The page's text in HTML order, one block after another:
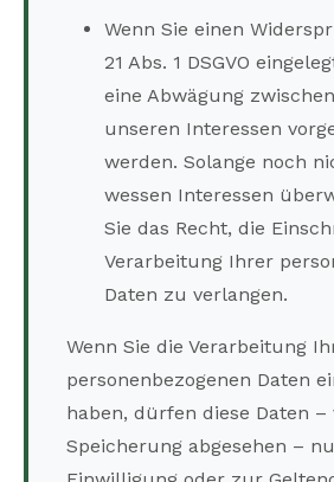
Wenn Sie einen
21 Abs. 1 DSGVO
eine Abwägung
unseren Interessen
werden. Solange noch
wessen Interessen
Sie das Recht, die
Verarbeitung Ihrer
Daten zu verlangen.
Wenn Sie die Verarbeitung
personenbezogenen Daten
haben, dürfen diese Daten –
Speicherung abgesehen –